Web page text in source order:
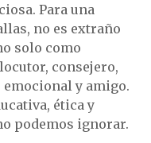
Para una
no es extraño
solo como
consejero,
y amigo.
ética y
podemos ignorar.